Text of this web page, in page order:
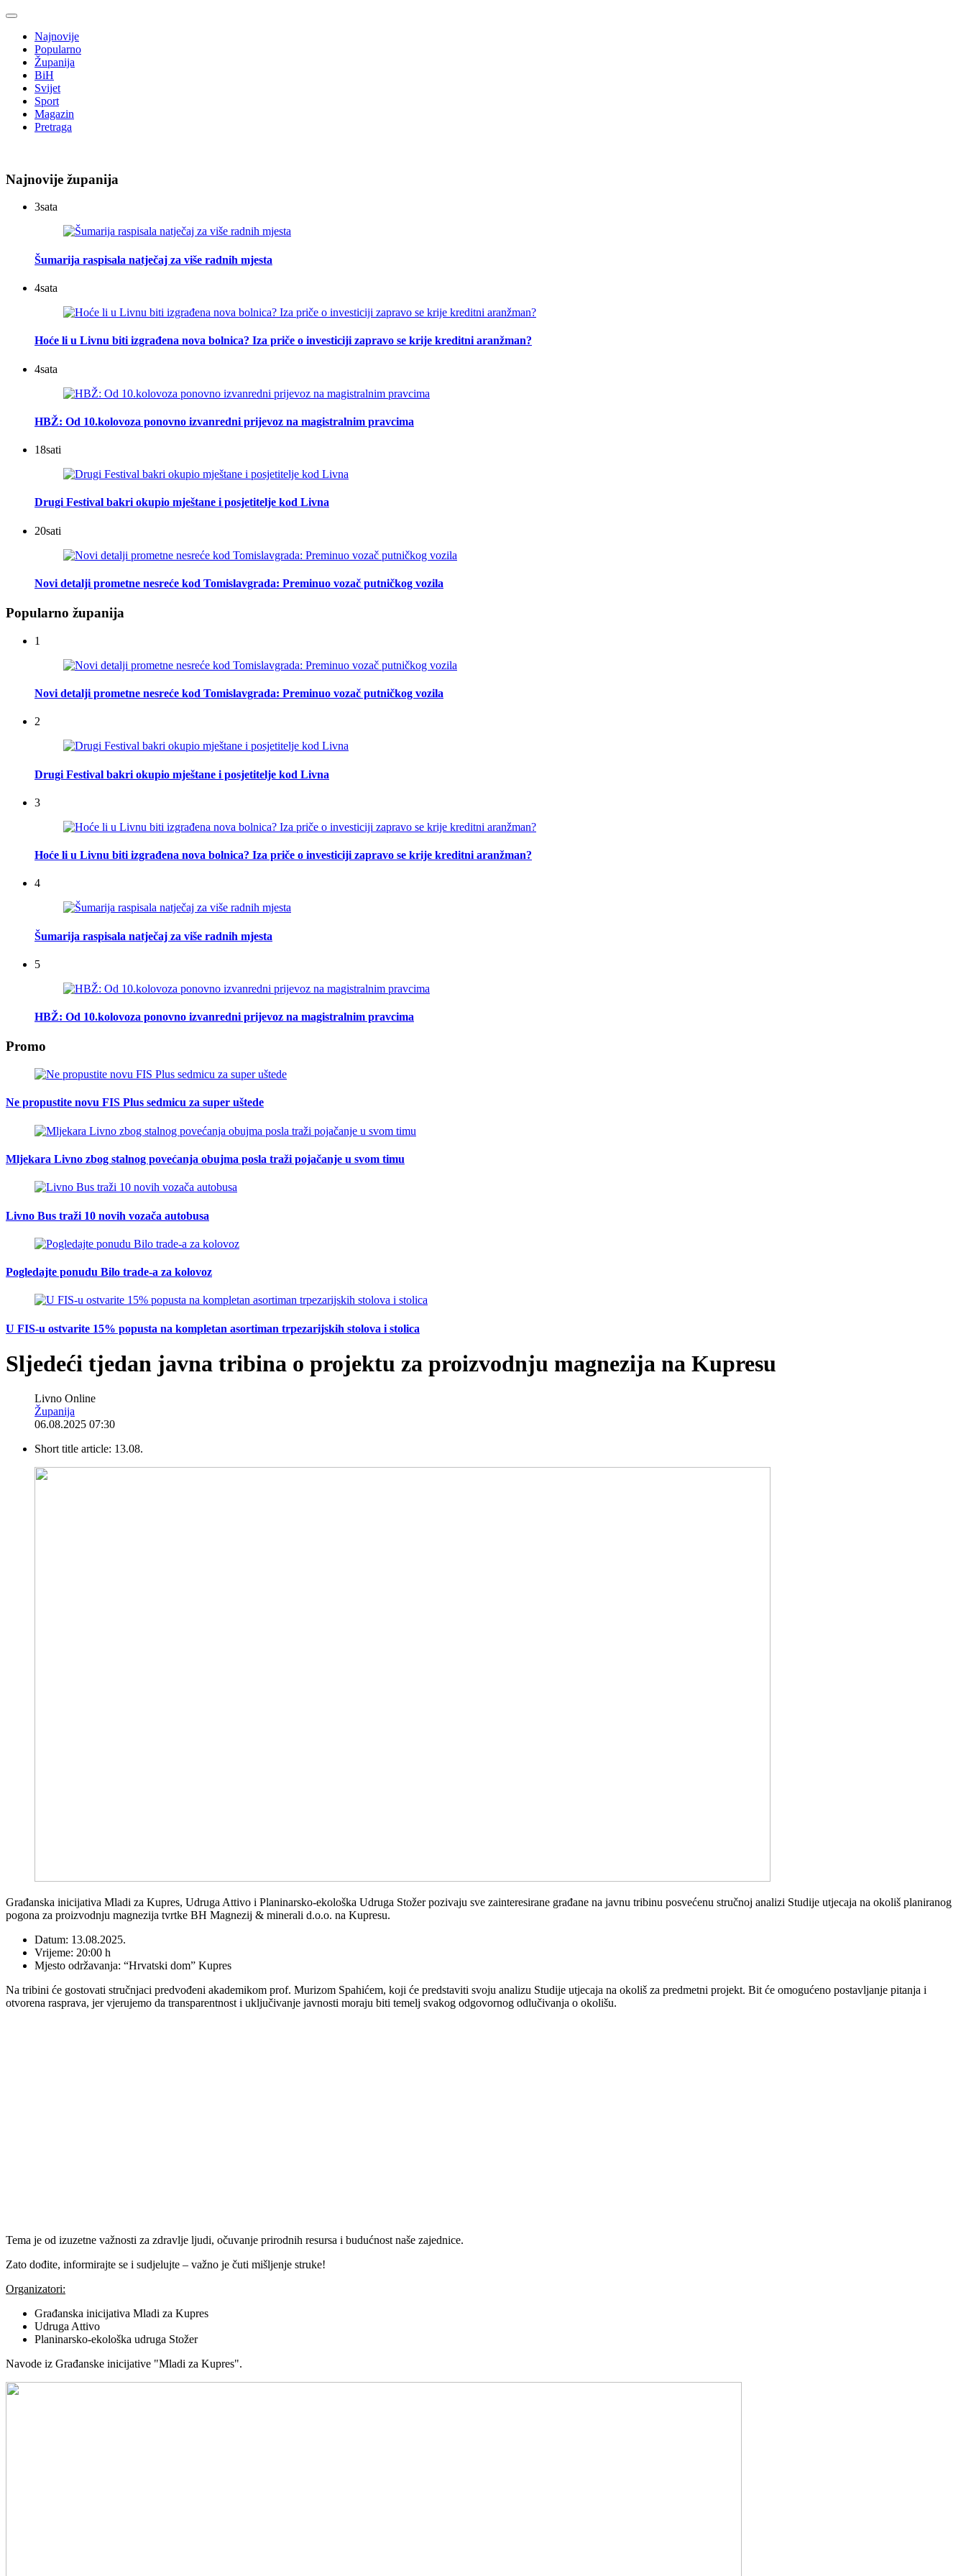
Najnovije
Popularno
Županija
BiH
Svijet
Sport
Magazin
Pretraga
Najnovije županija
3sata
Šumarija raspisala natječaj za više radnih mjesta
4sata
Hoće li u Livnu biti izgrađena nova bolnica? Iza priče o investiciji zapravo se krije kreditni aranžman?
4sata
HBŽ: Od 10.kolovoza ponovno izvanredni prijevoz na magistralnim pravcima
18sati
Drugi Festival bakri okupio mještane i posjetitelje kod Livna
20sati
Novi detalji prometne nesreće kod Tomislavgrada: Preminuo vozač putničkog vozila
Popularno županija
1
Novi detalji prometne nesreće kod Tomislavgrada: Preminuo vozač putničkog vozila
2
Drugi Festival bakri okupio mještane i posjetitelje kod Livna
3
Hoće li u Livnu biti izgrađena nova bolnica? Iza priče o investiciji zapravo se krije kreditni aranžman?
4
Šumarija raspisala natječaj za više radnih mjesta
5
HBŽ: Od 10.kolovoza ponovno izvanredni prijevoz na magistralnim pravcima
Promo
Ne propustite novu FIS Plus sedmicu za super uštede
Mljekara Livno zbog stalnog povećanja obujma posla traži pojačanje u svom timu
Livno Bus traži 10 novih vozača autobusa
Pogledajte ponudu Bilo trade-a za kolovoz
U FIS-u ostvarite 15% popusta na kompletan asortiman trpezarijskih stolova i stolica
Sljedeći tjedan javna tribina o projektu za proizvodnju magnezija na Kupresu
Livno Online
Županija
06.08.2025 07:30
Short title article: 13.08.
Građanska inicijativa Mladi za Kupres, Udruga Attivo i Planinarsko-ekološka Udruga Stožer pozivaju sve zainteresirane građane na javnu tribinu posvećenu stručnoj analizi Studije utjecaja na okoliš planiranog
pogona za proizvodnju magnezija tvrtke BH Magnezij & minerali d.o.o. na Kupresu.
Datum: 13.08.2025.
Vrijeme: 20:00 h
Mjesto održavanja: “Hrvatski dom” Kupres
Na tribini će gostovati stručnjaci predvođeni akademikom prof. Murizom Spahićem, koji će predstaviti svoju analizu Studije utjecaja na okoliš za predmetni projekt. Bit će omogućeno postavljanje pitanja i
otvorena rasprava, jer vjerujemo da transparentnost i uključivanje javnosti moraju biti temelj svakog odgovornog odlučivanja o okolišu.
Tema je od izuzetne važnosti za zdravlje ljudi, očuvanje prirodnih resursa i budućnost naše zajednice.
Zato dođite, informirajte se i sudjelujte – važno je čuti mišljenje struke!
Organizatori:
Građanska inicijativa Mladi za Kupres
Udruga Attivo
Planinarsko-ekološka udruga Stožer
Navode iz Građanske inicijative "Mladi za Kupres".